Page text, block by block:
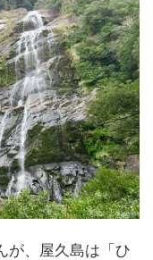
が、屋久島は「ひ